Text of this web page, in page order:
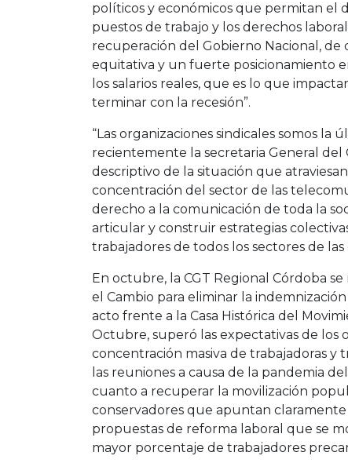
políticos y económicos que permitan el
puestos de trabajo y los derechos
recuperación del Gobierno Nacional,
equitativa y un fuerte posicionamiento
los salarios reales, que es lo que
terminar con la recesión”.
“Las organizaciones sindicales somos
recientemente la secretaria General del
descriptivo de la situación que
concentración del sector de las
derecho a la comunicación de toda la
articular y construir estrategias
trabajadores de todos los sectores de las
En octubre, la CGT Regional Córdoba
el Cambio para eliminar la
acto frente a la Casa Histórica del
Octubre, superó las expectativas de los
concentración masiva de trabajadoras y
las reuniones a causa de la pandemia
cuanto a recuperar la movilización
conservadores que apuntan
propuestas de reforma laboral que se
mayor porcentaje de trabajadores